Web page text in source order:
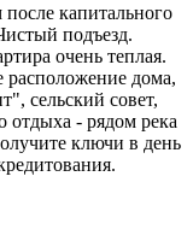
капитального
подъезд.
очень теплая.
расположение дома,
сельский совет,
отдыха - рядом река
ключи в день